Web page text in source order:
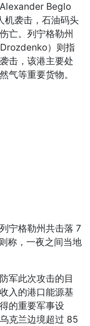
Beglo
机袭击，石油码头
亡。列宁格勒州
）则指
击，该港主要处
气等重要货物。
格勒州共击落 7
称，一夜之间当地
此次攻击的目
入的港口能源基
的重要军事设
克兰边境超过 85